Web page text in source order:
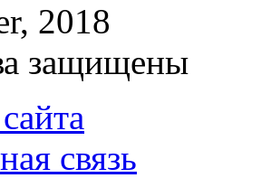
, 2018
защищены
связь